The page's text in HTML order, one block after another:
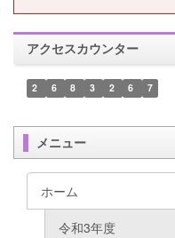
アクセスカウンター
2 6 8 3 2 6 7
メニュー
ホーム
令和3年度